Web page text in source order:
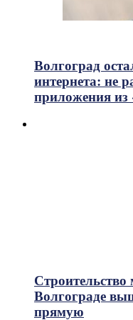
Волгоград
интернета: не
приложения из
Волгограде
прямую